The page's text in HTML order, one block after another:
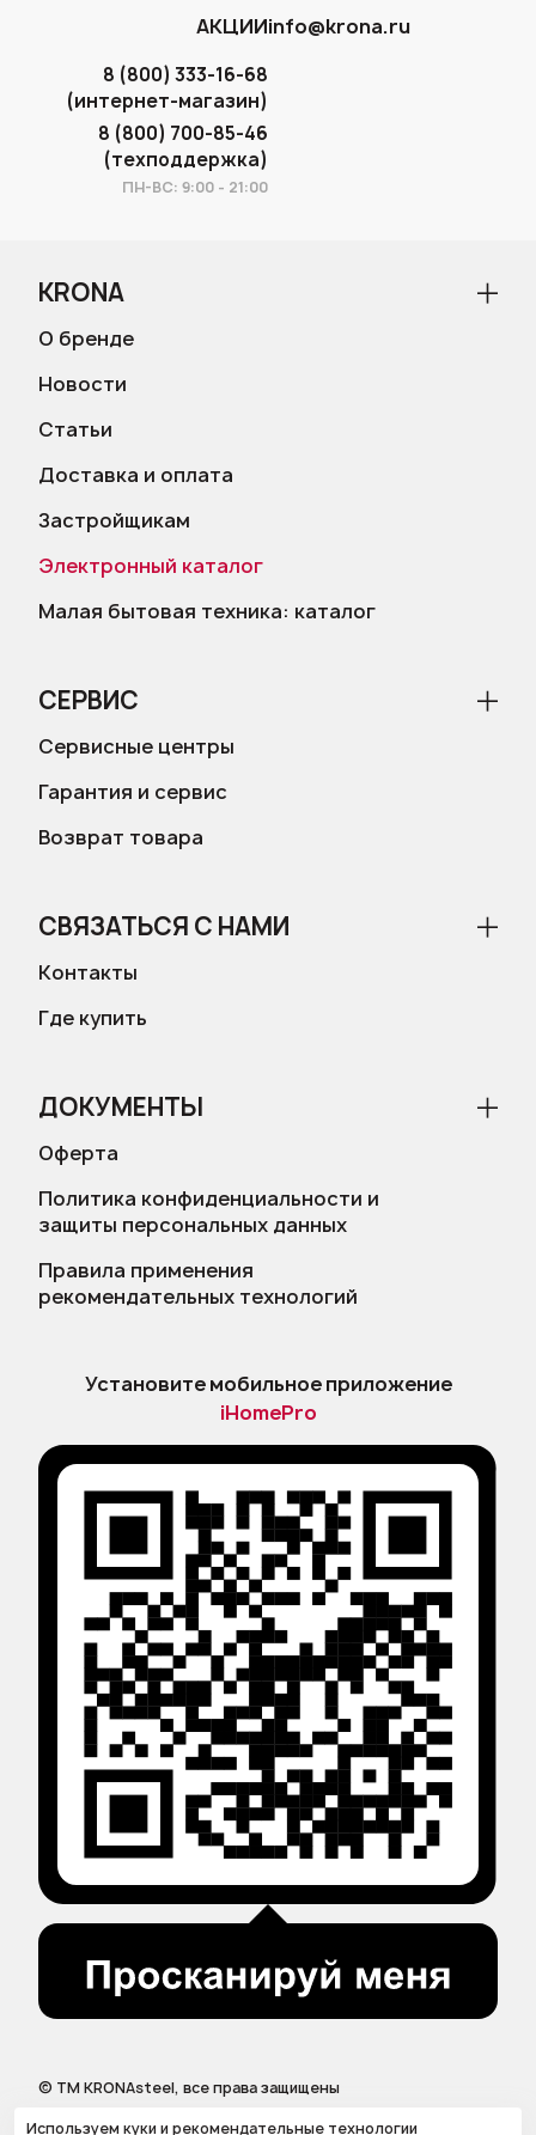
АКЦИИinfo@krona.ru
8 (800) 333-16-68
(интернет-магазин)
8 (800) 700-85-46
(техподдержка)
ПН-ВС: 9:00 - 21:00
KRONA
О бренде
Новости
Статьи
Доставка и оплата
Застройщикам
Электронный каталог
Малая бытовая техника: каталог
СЕРВИС
Сервисные центры
Гарантия и сервис
Возврат товара
СВЯЗАТЬСЯ С НАМИ
Контакты
Где купить
ДОКУМЕНТЫ
Оферта
Политика конфиденциальности и
защиты персональных данных
Правила применения
рекомендательных технологий
Установите мобильное приложение
iHomePro
© ТМ KRONAsteel, все права защищены
Используем куки и рекомендательные технологии